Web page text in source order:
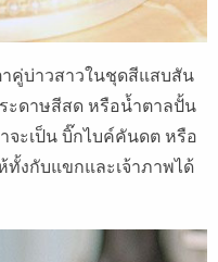
คู่บ่าวสาวในชุดสีแสบสัน
ะดาษสีสด หรือน้ำตาลปั้น
จะเป็น บิ๊กไบค์คันดต หรือ
ทั้งกับแขกและเจ้าภาพได้